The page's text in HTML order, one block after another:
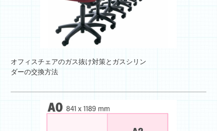
オフィスチェアのガス抜け対策とガスシリン
ダーの交換方法